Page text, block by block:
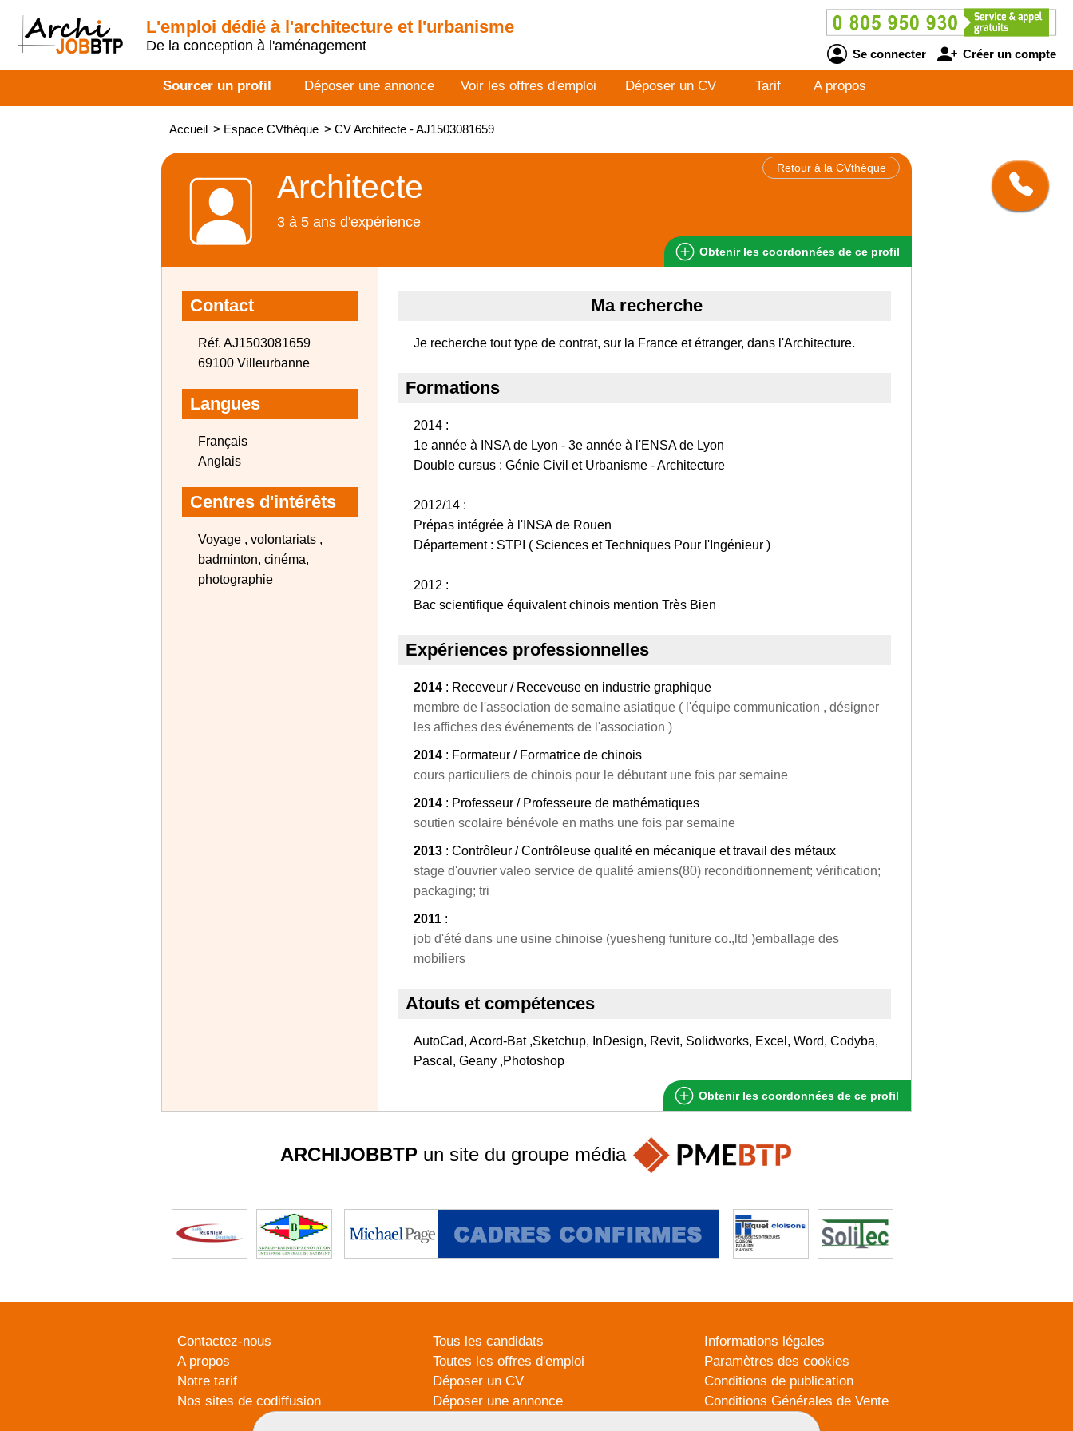
L'emploi dédié à l'architecture et l'urbanisme
De la conception à l'aménagement
Se connecter Créer un compte
Sourcer un profil Déposer une annonce Voir les offres d'emploi Déposer un CV Tarif A propos
Accueil > Espace CVthèque > CV Architecte - AJ1503081659
Retour à la CVthèque
Architecte
3 à 5 ans d'expérience
Obtenir les coordonnées de ce profil
Contact
Réf. AJ1503081659
69100 Villeurbanne
Langues
Français
Anglais
Centres d'intérêts
Voyage , volontariats ,
badminton, cinéma,
photographie
Ma recherche
Je recherche tout type de contrat, sur la France et étranger, dans l'Architecture.
Formations
2014 :
1e année à INSA de Lyon - 3e année à l'ENSA de Lyon
Double cursus : Génie Civil et Urbanisme - Architecture
2012/14 :
Prépas intégrée à l'INSA de Rouen
Département : STPI ( Sciences et Techniques Pour l'Ingénieur )
2012 :
Bac scientifique équivalent chinois mention Très Bien
Expériences professionnelles
2014 : Receveur / Receveuse en industrie graphique
membre de l'association de semaine asiatique ( l'équipe communication , désigner
les affiches des événements de l'association )
2014 : Formateur / Formatrice de chinois
cours particuliers de chinois pour le débutant une fois par semaine
2014 : Professeur / Professeure de mathématiques
soutien scolaire bénévole en maths une fois par semaine
2013 : Contrôleur / Contrôleuse qualité en mécanique et travail des métaux
stage d'ouvrier valeo service de qualité amiens(80) reconditionnement; vérification;
packaging; tri
2011 :
job d'été dans une usine chinoise (yuesheng funiture co.,ltd )emballage des
mobiliers
Atouts et compétences
AutoCad, Acord-Bat ,Sketchup, InDesign, Revit, Solidworks, Excel, Word, Codyba,
Pascal, Geany ,Photoshop
Obtenir les coordonnées de ce profil
ARCHIJOBBTPun site du groupe média
Contactez-nous
A propos
Notre tarif
Nos sites de codiffusion
Tous les candidats
Toutes les offres d'emploi
Déposer un CV
Déposer une annonce
Informations légales
Paramètres des cookies
Conditions de publication
Conditions Générales de Vente